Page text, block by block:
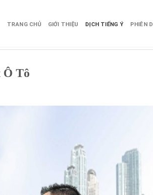
TRANG CHỦ GIỚI THIỆU DỊCH TIẾNG Ý PHIÊN
Ô Tô